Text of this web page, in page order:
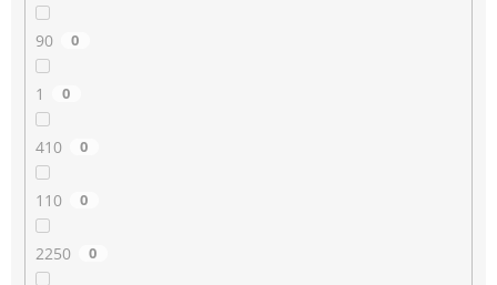
90 0
1 0
410 0
110 0
2250 0